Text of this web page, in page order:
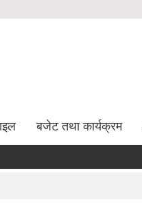
बजेट तथा कार्यक्रम